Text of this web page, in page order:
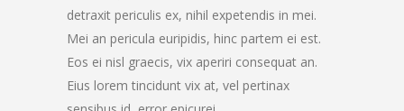
detraxit periculis ex, nihil expetendis in mei.
Mei an pericula euripidis, hinc partem ei est.
Eos ei nisl graecis, vix aperiri consequat an.
Eius lorem tincidunt vix at, vel pertinax